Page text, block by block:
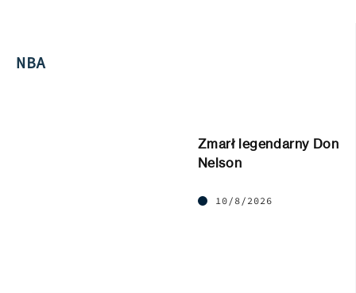
NBA
Zmarł legendarny Don
Nelson
10/8/2026